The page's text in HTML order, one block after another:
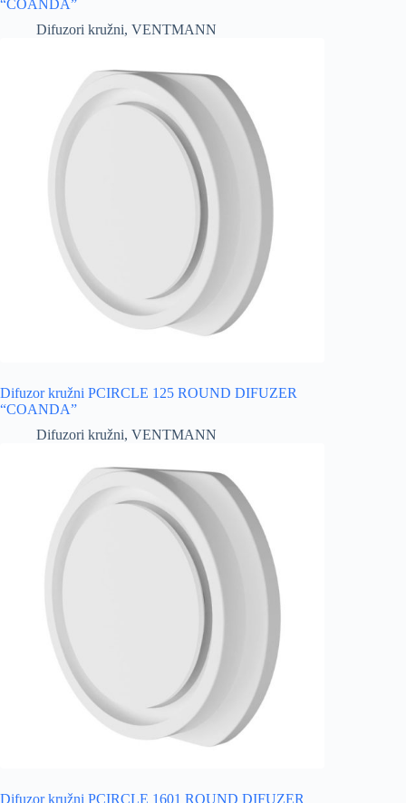
“COANDA”
Difuzori kružni, VENTMANN
Difuzor kružni PCIRCLE 125 ROUND DIFUZER
“COANDA”
Difuzori kružni, VENTMANN
Difuzor kružni PCIRCLE 1601 ROUND DIFUZER